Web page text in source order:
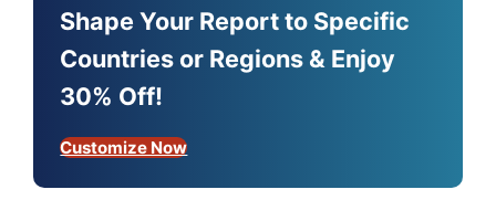
Shape Your Report to Specific
Countries or Regions & Enjoy
30% Off!
Customize Now